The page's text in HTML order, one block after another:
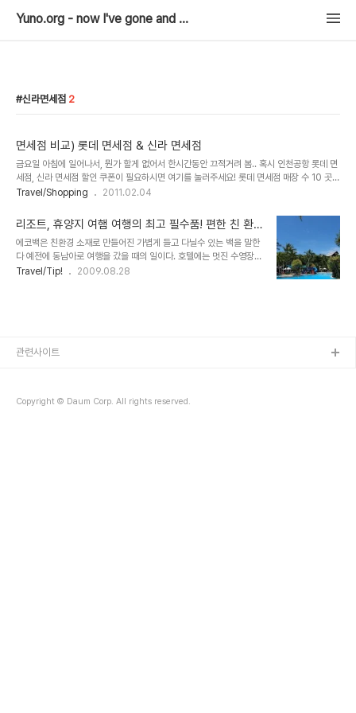
Yuno.org - now I've gone and thrown it all away..
신라면세점 2
면세점 비교) 롯데 면세점 & 신라 면세점
금요일 아침에 일어나서, 뭔가 할게 없어서 한시간동안 끄적거려 봄.. 혹시 인천공항 롯데 면
세점, 신라 면세점 할인 쿠폰이 필요하시면 여기를 눌러주세요! 롯데 면세점 매장 수 10 곳
소공점(본점), 로비점(호텔), 월드점, 코엑스, 인천공항, 김포공항, 부산점, 김해공항점, 제주
연결 코엑스점 2호선 삼성과 인접(코엑스와 연결) 부산점 2호선(서면)과 인접 자가용 코엑
스 점을 제외한 대부분이 백화점과 함께 있어서 주차난이 있음. 주말에는 주차 전쟁. 회원등
급 오프라인 실버 일반적으로 5~10% 할인 골드 4000불 이상 구매자 일반적으로
10~15% 할인 L-VIP 4년간 1만불 이상 구매자 일반적으로 10~15% ..
Travel/Shopping 2011.02.04
리조트, 휴양지 여햄 여행의 최고 필수품! 편한 친 환
경 가방 에코백(ECO BAG)
에코백은 친환경 소재로 만들어진 가볍게 들고 다닐수 있는 백을 말한
다 예전에 동남아로 여행을 갔을 때의 일이다. 호텔에는 멋진 수영장이
있었고, 수영장을 이용하기 위해서 수영복으로 갈아입고 나오려는데
에 해변이 있을 경우 같은 타월이라도 담아 가고 싶은데 말인데! 대부
Travel/Tip! 2009.08.28
Copyright © Daum Corp. All rights reserved.
관련사이트